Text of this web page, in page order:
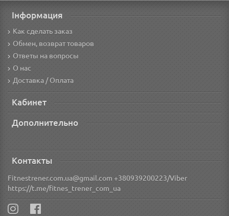
Інформация
Как сделать заказ
Обмен, возврат товаров
Ответы на вопросы
О нас
Доставка / Оплата
Кабинет
Дополнительно
Контакты
Fitnestrener.com.ua@gmail.com +380939200223/Viber
https://t.me/fitnes_trener_com_ua